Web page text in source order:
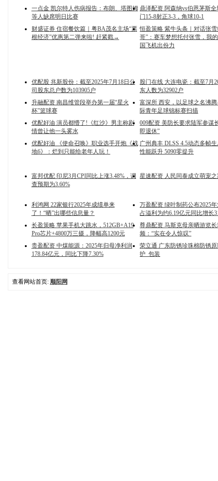
一点金 凯尔特人伤病报告：布朗、塔图姆
等人缺席明日比赛
鼎泽配资 阿森纳vs伯恩茅斯
门15-8射正3-3，角球10-1
财盛证券 住宿餐饮篇｜粤BA茂名主场“票
根经济”优惠第二弹来啦! 赶紧戳→
恒盈策略 紫牛头条｜对话张雪
哥”：赛车梦想托付张雪，我
国飞机出份力
优配股 兆新股份：截至2025年7月18日公
司股东总户数为103905户
股门在线 大连电瓷：截至7月
东人数为32902户
升融配资 南昌维管段举办第一届“星火
杯”篮球赛
富深所 西安，以足球之名沸
际青年足球锦标赛扫描
优配好油 演员都懵了!《红沙》男主称剧
情曾让他一头雾水
009配资 美防长要求陆军参谋
即退休”
优配好油 《使命召唤》职业选手开炮《战
地6》：烂到只能给老年人玩！
广州典丰 DLSS 4.5动态多帧
性能跃升 5090零提升
富邦优配 印尼3月CPI同比上涨3.48%，调
查预期为3.60%
星速配资 人民同泰成立萌宠
利鸿网 22家银行2025年成绩单来
了！“晒”出哪些信息量？
万盈配资 绿叶制药公布2025
占溢利为约6.19亿元同比增长
长盈策略 苹果手机大跳水，512GB+A19
Pro芯片+4800万三摄，降幅高1200元
尊鼎配资 马斯克母亲晒游览
频：“实在令人惊叹”
贵盈配资 中煤能源：2025年归母净利润
178.84亿元，同比下降7.30%
荣立通 广东防锈珍珠棉防锈
护_包装
查看网站首页: 顺阳网